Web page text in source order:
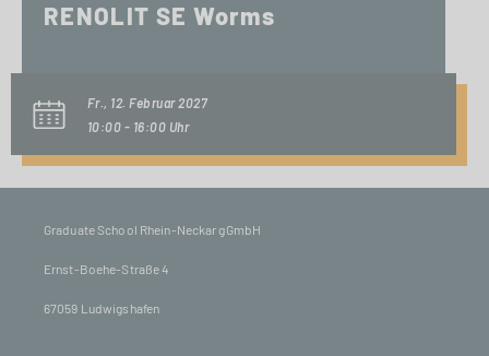
RENOLIT SE Worms
Fr., 12. Februar 2027
10:00 - 16:00 Uhr
Graduate School Rhein-Neckar gGmbH
Ernst-Boehe-Straße 4
67059 Ludwigshafen